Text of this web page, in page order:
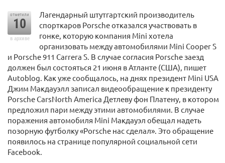
отметили
10
в архиве
Лагендарный штутгартский производитель
спорткаров Porsche отказался участвовать в
гонке, которую компания Mini хотела
организовать между автомобилями Mini Cooper S
и Porsche 911 Carrera S. В случае согласия Porsche заезд
должен был состояться 21 июня в Атланте (США), пишет
Autoblog. Как уже сообщалось, на днях президент Mini USA
Джим Макдауэлл записал видеообращение к президенту
Porsche CarsNorth America Детлеву фон Платену, в котором
предложил пари между этими автомобилями. В случае
поражения автомобиля Mini Макдауэл обещал надеть
позорную футболку «Porsche нас сделал». Это обращение
появилось на странице популярной социальной сети
Facebook.